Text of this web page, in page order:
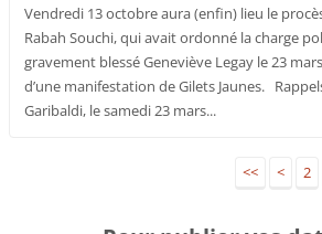
Vendredi 13 octobre aura (enfin) lieu le
Rabah Souchi, qui avait ordonné la charge
gravement blessé Geneviève Legay le 23
d’une manifestation de Gilets Jaunes.
Garibaldi, le samedi 23 mars...
<< < 2